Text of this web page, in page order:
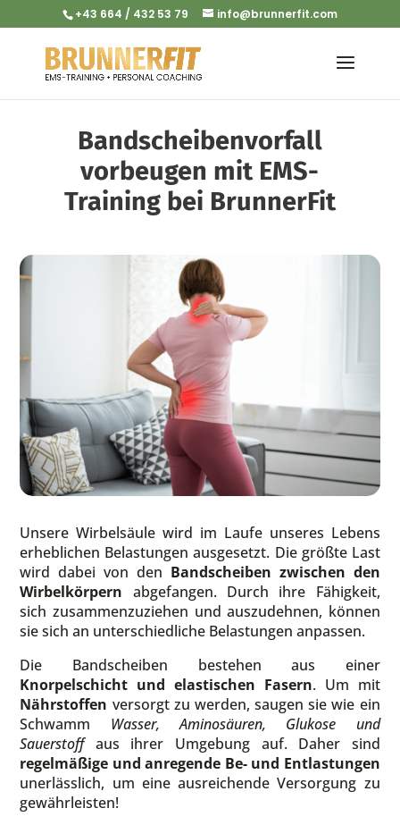
+43 664 / 432 53 79 info@brunnerfit.com
Bandscheibenvorfall
vorbeugen mit EMS-
Training bei BrunnerFit
Unsere Wirbelsäule wird im Laufe unseres Lebens
erheblichen Belastungen ausgesetzt. Die größte Last
wird dabei von den Bandscheiben zwischen den
Wirbelkörpern abgefangen. Durch ihre Fähigkeit,
sich zusammenzuziehen und auszudehnen, können
sie sich an unterschiedliche Belastungen anpassen.
Die Bandscheiben bestehen aus einer
Knorpelschicht und elastischen Fasern. Um mit
Nährstoffen versorgt zu werden, saugen sie wie ein
Schwamm Wasser, Aminosäuren, Glukose und
Sauerstoffaus ihrer Umgebung auf. Daher sind
regelmäßige und anregende Be- und Entlastungen
unerlässlich, um eine ausreichende Versorgung zu
gewährleisten!